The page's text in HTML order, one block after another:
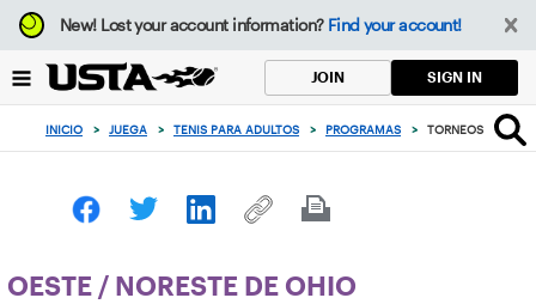
Enfoque
desde
botón
volver
principio
New!Lost your account information? Find your account!
JOIN SIGN IN
INICIO > JUEGA > TENIS PARA ADULTOS > PROGRAMAS > TORNEOS PARA
OESTE / NORESTE DE OHIO